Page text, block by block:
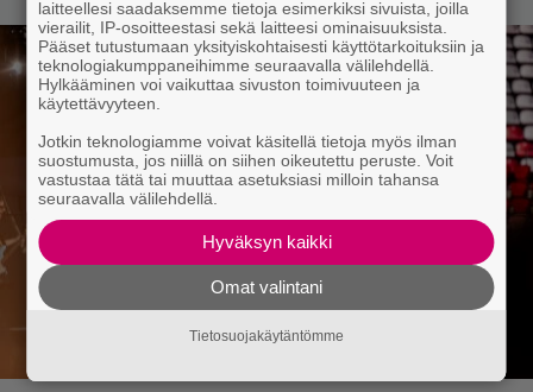
laitteellesi saadaksemme tietoja esimerkiksi sivuista, joilla
vierailit, IP-osoitteestasi sekä laitteesi ominaisuuksista.
Pääset tutustumaan yksityiskohtaisesti käyttötarkoituksiin ja
teknologiakumppaneihimme seuraavalla välilehdellä.
Hylkääminen voi vaikuttaa sivuston toimivuuteen ja
käytettävyyteen.
Jotkin teknologiamme voivat käsitellä tietoja myös ilman
suostumusta, jos niillä on siihen oikeutettu peruste. Voit
vastustaa tätä tai muuttaa asetuksiasi milloin tahansa
seuraavalla välilehdellä.
Hyväksyn kaikki
Omat valintani
Tietosuojakäytäntömme